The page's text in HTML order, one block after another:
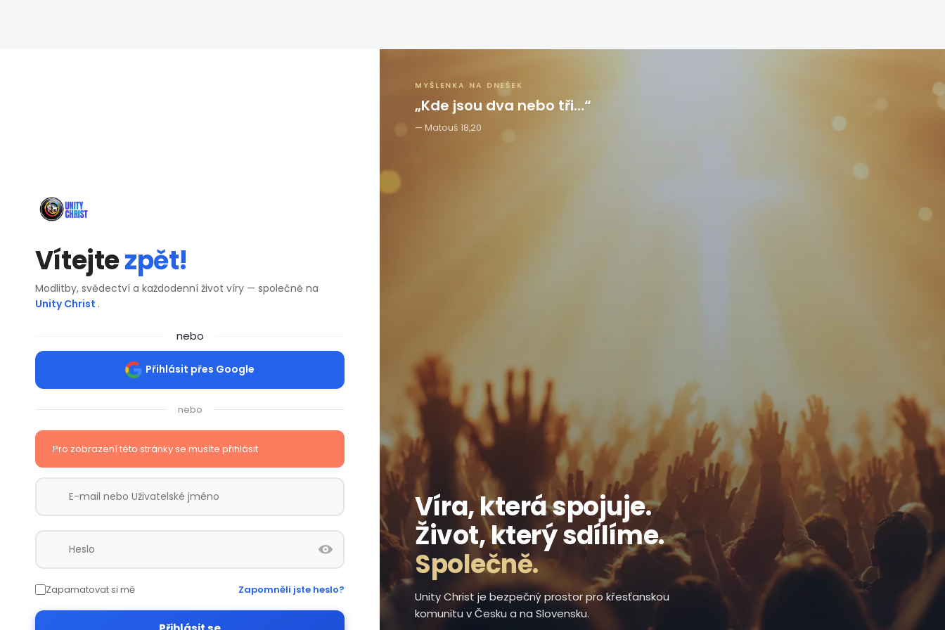
Vítejtezpět!
Modlitby, svědectví a každodenní život víry — společně na
Unity Christ .
nebo
Přihlásit přes Google
nebo
Pro zobrazení této stránky se musíte přihlásit
Zapamatovat si mě Zapomněli jste heslo?
Víra, která spojuje.
Život, který sdílíme.
Společně.
Unity Christ je bezpečný prostor pro křesťanskou
komunitu v Česku a na Slovensku.
MYŠLENKA NA DNEŠEK
„Kde jsou dva nebo tři…“
Matouš 18,20